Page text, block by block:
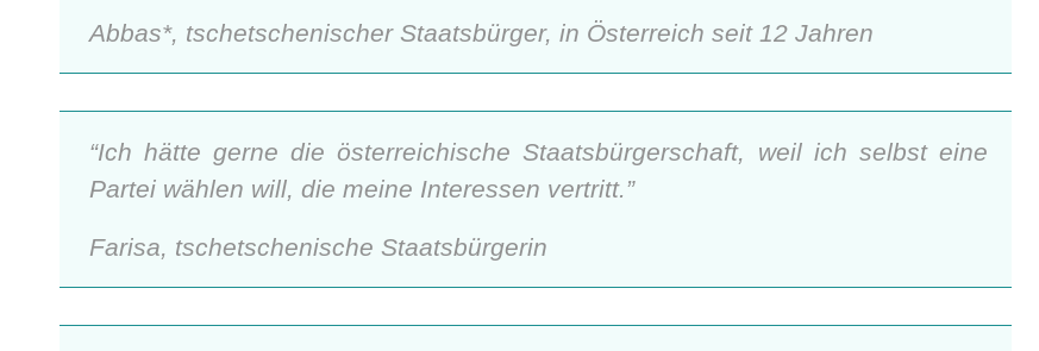
Abbas*, tschetschenischer Staatsbürger, in Österreich seit 12 Jahren
“Ich hätte gerne die österreichische Staatsbürgerschaft, weil ich selbst eine
Partei wählen will, die meine Interessen vertritt.”
Farisa, tschetschenische Staatsbürgerin